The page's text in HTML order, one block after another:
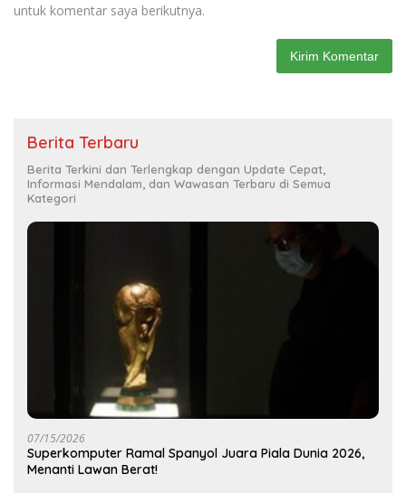
untuk komentar saya berikutnya.
Berita Terbaru
Berita Terkini dan Terlengkap dengan Update Cepat,
Informasi Mendalam, dan Wawasan Terbaru di Semua
Kategori
07/15/2026
Superkomputer Ramal Spanyol Juara Piala Dunia 2026,
Menanti Lawan Berat!